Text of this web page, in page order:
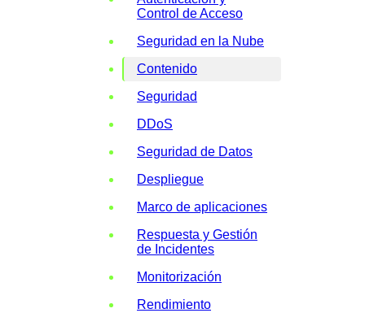
Control de Acceso
Seguridad en la Nube
Contenido
Seguridad
DDoS
Seguridad de Datos
Despliegue
Marco de aplicaciones
Respuesta y Gestión
de Incidentes
Monitorización
Rendimiento